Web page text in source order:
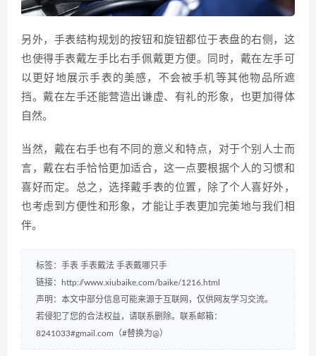
另外，手表结构规划的按钮和旋钮都位于表盘的右侧，这
也使得手表戴左手比右手佩戴更方便。同时，戴在左手可
以更好地展示手表的美感，不会被手机等其他物品所遮
挡。戴在左手还能营造出谦虚、有礼的形象，也更加得体
自然。
当然，戴在右手也有不同的意义和特点，对于个别人士而
言，戴在右手恰恰更加适合，这一点要根据个人的习惯和
喜好而定。总之，选择戴手表的位置，除了个人喜好外，
也考虑到方便性和形象，才能让手表更加完美地与我们相
伴。
标签： 手表 手表戴法 手表戴哪只手
链接：
http://www.xiubaike.com/baike/1216.html
声明：本文中部分信息可能来源于互联网，仅供网友学习交流。
若侵犯了您的合法权益，请联系删除。联系邮箱：
8241033#gmail.com（#替换为@）